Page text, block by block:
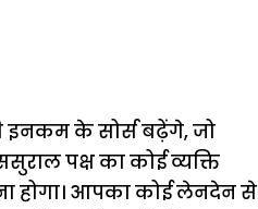
के सोर्स बढ़ेंगे, जो
पक्ष का कोई व्यक्ति
होगा। आपका कोई लेनदेन से